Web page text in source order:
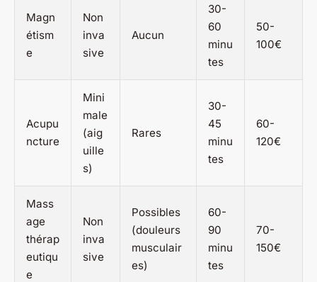
Magn
étism
e
Non
inva
sive
Aucun
30-
60
minu
tes
50-
100€
Acupu
ncture
Mini
male
(aig
uille
s)
Rares
30-
45
minu
tes
60-
120€
Mass
age
thérap
eutiqu
e
Non
inva
sive
Possibles
(douleurs
musculair
es)
60-
90
minu
tes
70-
150€